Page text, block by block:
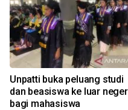
Unpatti buka peluang studi
dan beasiswa ke luar
bagi mahasiswa